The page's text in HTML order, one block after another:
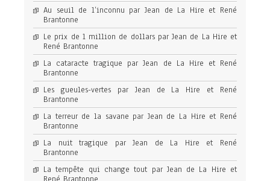
Au seuil de l’inconnu par Jean de La Hire et René
Brantonne
Le prix de 1 million de dollars par Jean de La Hire et
René Brantonne
La cataracte tragique par Jean de La Hire et René
Brantonne
Les gueules-vertes par Jean de La Hire et René
Brantonne
La terreur de la savane par Jean de La Hire et René
Brantonne
La nuit tragique par Jean de La Hire et René
Brantonne
La tempête qui change tout par Jean de La Hire et